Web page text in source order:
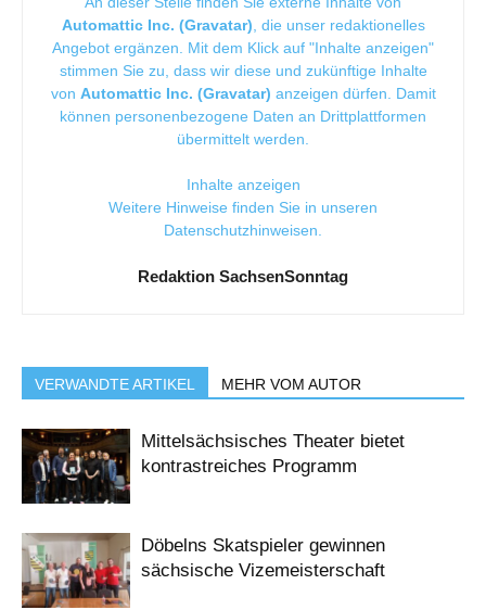
Automattic Inc. (Gravatar) , die unser redaktionelles
Angebot ergänzen. Mit dem Klick auf "Inhalte anzeigen"
stimmen Sie zu, dass wir diese und zukünftige Inhalte
von Automattic Inc. (Gravatar) anzeigen dürfen. Damit
können personenbezogene Daten an Drittplattformen
übermittelt werden.
Inhalte anzeigen
Weitere Hinweise finden Sie in unseren
Datenschutzhinweisen
Redaktion SachsenSonntag
VERWANDTE ARTIKEL MEHR VOM AUTOR
Mittelsächsisches Theater bietet
kontrastreiches Programm
Döbelns Skatspieler gewinnen
sächsische Vizemeisterschaft